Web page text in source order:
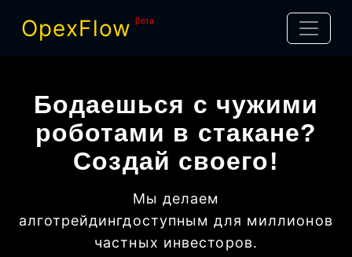
OpexFlow βeta
Бодаешься с чужими
роботами в стакане?
Создай своего!
Мы делаем
алготрейдингдоступным для миллионов
частных инвесторов.